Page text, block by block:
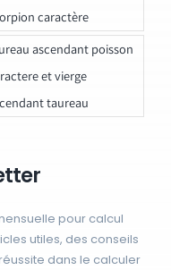
caractère
ascendant poisson
et vierge
taureau
pour calcul
utiles, des conseils
dans le calculer